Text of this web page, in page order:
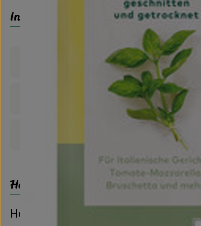
Info
Produktinformationen
Herkunft
Hersteller: LEBENSBAUM